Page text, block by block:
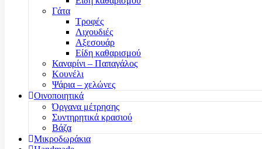
Γάτα
Τροφές
Λιχουδιές
Αξεσουάρ
Είδη καθαρισμού
Καναρίνι – Παπαγάλος
Κουνέλι
Ψάρια – χελώνες
Οινοποιητικά
Όργανα μέτρησης
Συντηρητικά κρασιού
Βάζα
Μικροδωράκια